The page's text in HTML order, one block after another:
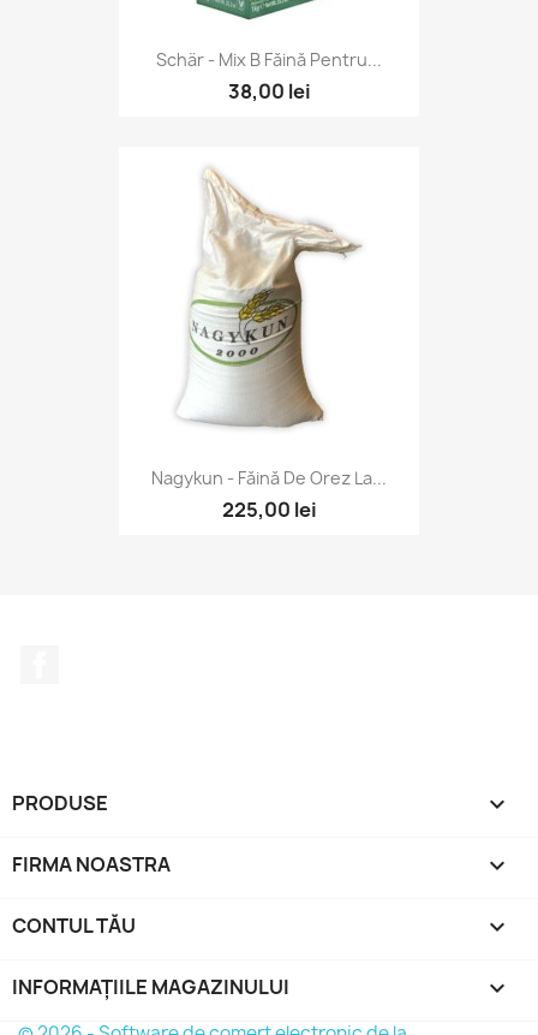
Schär - Mix B Făină Pentru...
38,00 lei
Nagykun - Făină De Orez La...
225,00 lei
PRODUSE 
FIRMA NOASTRA 
CONTUL TĂU 
INFORMAȚIILE MAGAZINULUI keyboard_arrow_down